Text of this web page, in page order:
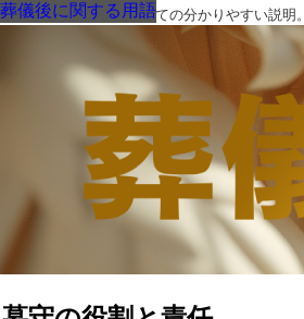
葬儀・葬式・法要についての分かりやすい説明。
葬儀後に関する用語
葬儀後に関する用語
葬儀後に関する用語
葬儀後に関する用語
葬儀後に関する用語
葬儀後に関する用語
葬儀後に関する用語